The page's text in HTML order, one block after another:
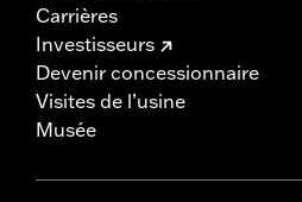
Carrières
Investisseurs
Devenir concessionnaire
Visites de l’usine
Musée